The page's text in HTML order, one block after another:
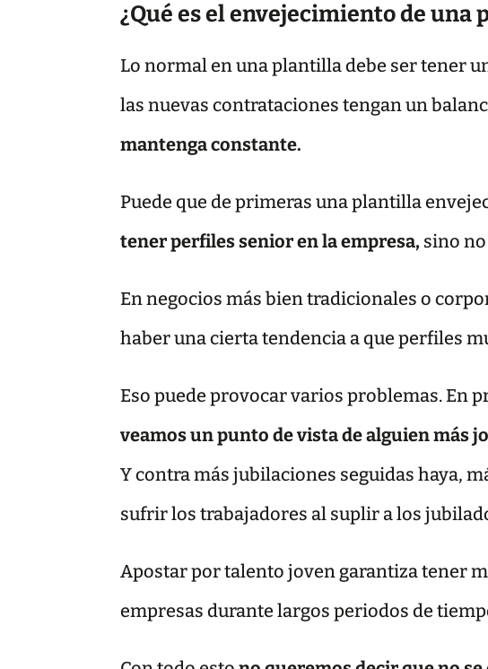
¿Qué es el envejecimiento de una
Lo normal en una plantilla debe ser tener
las nuevas contrataciones tengan un
mantenga constante.
Puede que de primeras una plantilla
tener perfiles senior en la empresa, sino
En negocios más bien tradicionales o
haber una cierta tendencia a que perfiles
Eso puede provocar varios problemas. En
veamos un punto de vista de alguien más
Y contra más jubilaciones seguidas haya,
sufrir los trabajadores al suplir a los
Apostar por talento joven garantiza tener
empresas durante largos periodos de